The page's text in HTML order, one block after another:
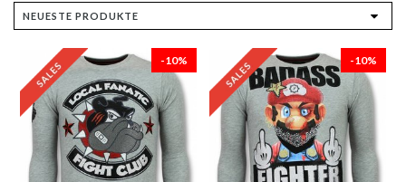
-10% -10%